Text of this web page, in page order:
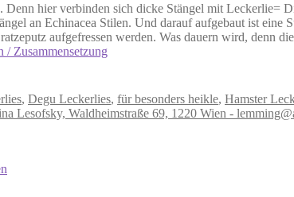
Denn hier verbinden sich dicke Stängel mit Leckerlie=
an Echinacea Stilen. Und darauf aufgebaut ist eine
aufgefressen werden. Was dauern wird, denn
/ Zusammensetzung
, Degu Leckerlies, für besonders heikle, Hamster
Lesofsky, Waldheimstraße 69, 1220 Wien -